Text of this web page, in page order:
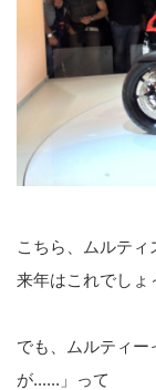
こちら、ムルティ
来年はこれでしょ
でも、ムルティー
が......」って